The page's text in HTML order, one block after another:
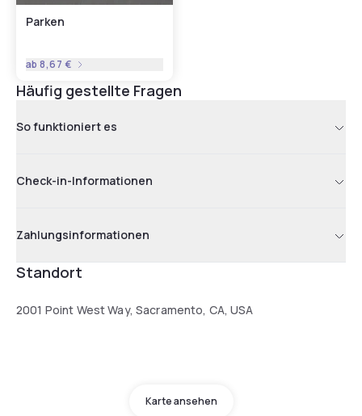
Parken
ab8,67 €
Häufig gestellte Fragen
So funktioniert es
Check-in-Informationen
Zahlungsinformationen
Standort
2001 Point West Way, Sacramento, CA, USA
Karte ansehen